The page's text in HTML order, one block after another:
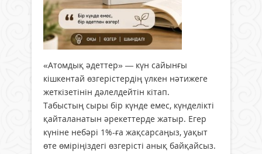
«Атомдық әдеттер» — күн сайынғы
кішкентай өзгерістердің үлкен нәтижеге
жеткізетінін дәлелдейтін кітап.
Табыстың сыры бір күнде емес, күнделікті
қайталанатын әрекеттерде жатыр. Егер
күніне небәрі 1%-ға жақсарсаңыз, уақыт
өте өміріңіздегі өзгерісті анық байқайсыз.